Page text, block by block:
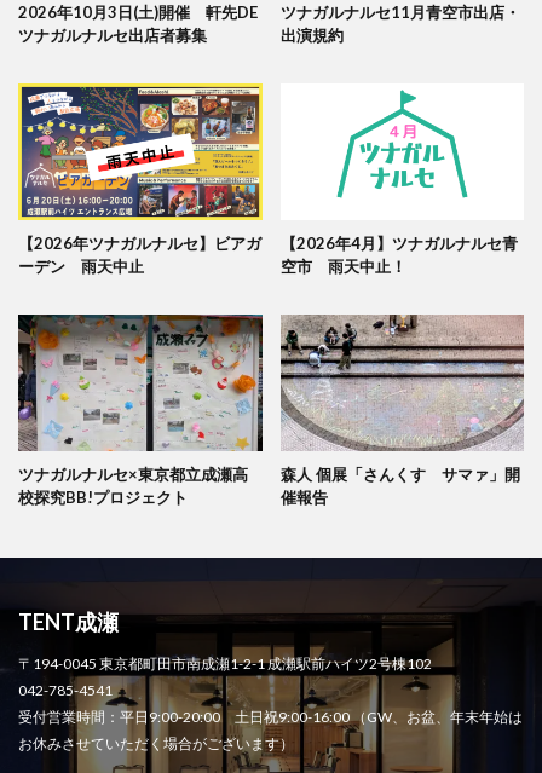
2026年10月3日(土)開催 軒先DE
ツナガルナルセ出店者募集
ツナガルナルセ11月青空市出店・
出演規約
【2026年ツナガルナルセ】ビアガ
ーデン 雨天中止
【2026年4月】ツナガルナルセ青
空市 雨天中止！
ツナガルナルセ×東京都立成瀬高
校探究BB!プロジェクト
森人 個展「さんくす サマァ」開
催報告
TENT成瀬
〒194-0045 東京都町田市南成瀬1-2-1 成瀬駅前ハイツ2号棟102
042-785-4541
受付営業時間：平日9:00-20:00 土日祝9:00-16:00 （GW、お盆、年末年始は
お休みさせていただく場合がございます）